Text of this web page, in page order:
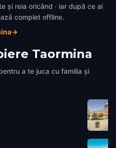
și reia oricând · iar după ce ai
complet offline.
→
Taormina
a te juca cu familia și